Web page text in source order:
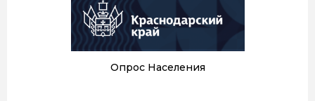
Опрос Населения